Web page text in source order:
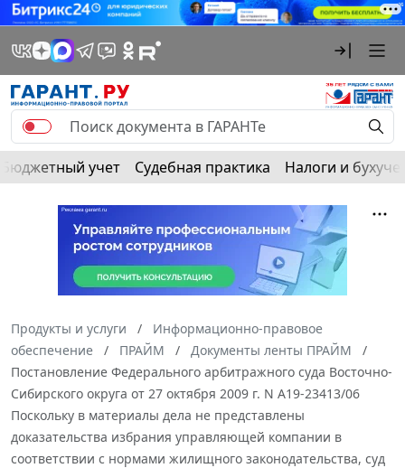
Бюджетный учет Судебная практика Налоги и
Продукты и услуги
Информационно-правовое
обеспечение
ПРАЙМ
Документы ленты ПРАЙМ
Постановление Федерального арбитражного суда Восточно-
Сибирского округа от 27 октября 2009 г. N А19-23413/06
Поскольку в материалы дела не представлены
доказательства избрания управляющей компании в
соответствии с нормами жилищного законодательства, суд